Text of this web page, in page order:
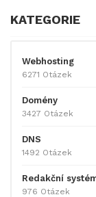
KATEGORIE
Webhosting
6271 Otázek
Domény
3427 Otázek
DNS
1492 Otázek
Redakční
976 Otázek